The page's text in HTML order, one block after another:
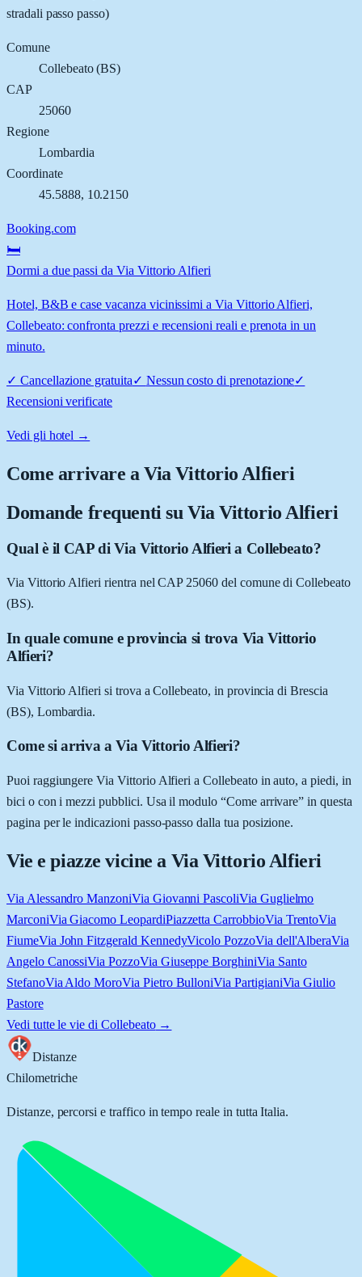
stradali passo passo)
Comune
Collebeato(BS)
CAP
25060
Regione
Lombardia
Coordinate
45.5888, 10.2150
Booking.com
🛏️
Dormi a due passi da Via Vittorio Alfieri
Hotel, B&B e case vacanza vicinissimi a Via Vittorio Alfieri,
Collebeato: confronta prezzi e recensioni reali e prenota in un
minuto.
✓ Cancellazione gratuita✓ Nessun costo di prenotazione✓
Recensioni verificate
Vedi gli hotel →
Come arrivare aVia Vittorio Alfieri
Domande frequenti su Via Vittorio Alfieri
Qual è il CAP di Via Vittorio Alfieri a Collebeato?
Via Vittorio Alfieri rientra nel CAP 25060 del comune di Collebeato
(BS).
In quale comune e provincia si trova Via Vittorio
Alfieri?
Via Vittorio Alfieri si trova a Collebeato, in provincia di Brescia
(BS), Lombardia.
Come si arriva a Via Vittorio Alfieri?
Puoi raggiungere Via Vittorio Alfieri a Collebeato in auto, a piedi, in
bici o con i mezzi pubblici. Usa il modulo “Come arrivare” in questa
pagina per le indicazioni passo-passo dalla tua posizione.
Vie e piazze vicine a Via Vittorio Alfieri
Via Alessandro ManzoniVia Giovanni PascoliVia Guglielmo
MarconiVia Giacomo LeopardiPiazzetta CarrobbioVia TrentoVia
FiumeVia John Fitzgerald KennedyVicolo PozzoVia dell'AlberaVia
Angelo CanossiVia PozzoVia Giuseppe BorghiniVia Santo
StefanoVia Aldo MoroVia Pietro BulloniVia PartigianiVia Giulio
Pastore
Vedi tutte le vie di Collebeato→
Distanze
Chilometriche
Distanze, percorsi e traffico in tempo reale in tutta Italia.